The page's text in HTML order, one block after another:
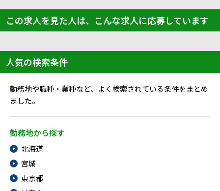
この求人を見た人は、こんな求人に応募しています
人気の検索条件
勤務地や職種・業種など、よく検索されている条件をまとめ
ました。
勤務地から探す
北海道
宮城
東京都